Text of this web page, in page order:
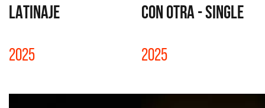
LATINAJE
2025
CON OTRA - SINGLE
2025